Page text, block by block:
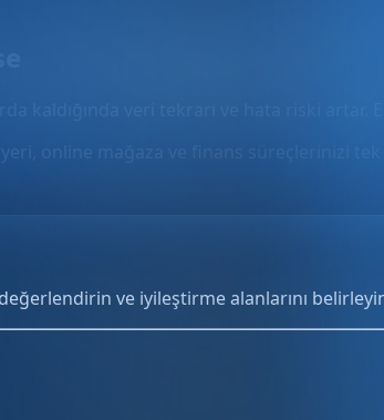
online mağaza ve finans süreçlerinizi tek
ve iyileştirme alanlarını